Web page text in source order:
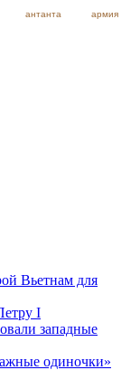
антанта армия
Вьетнам для
I
западные
одиночки»